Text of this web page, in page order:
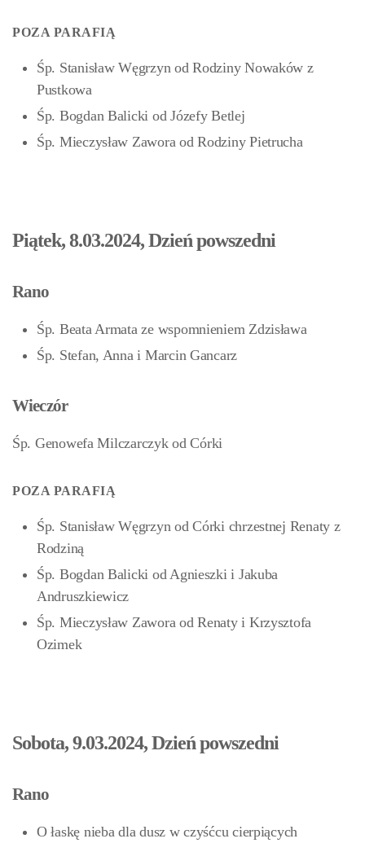
POZA PARAFIĄ
Śp. Stanisław Węgrzyn od Rodziny Nowaków z
Pustkowa
Śp. Bogdan Balicki od Józefy Betlej
Śp. Mieczysław Zawora od Rodziny Pietrucha
Piątek, 8.03.2024, Dzień powszedni
Rano
Śp. Beata Armata ze wspomnieniem Zdzisława
Śp. Stefan, Anna i Marcin Gancarz
Wieczór
Śp. Genowefa Milczarczyk od Córki
POZA PARAFIĄ
Śp. Stanisław Węgrzyn od Córki chrzestnej Renaty z
Rodziną
Śp. Bogdan Balicki od Agnieszki i Jakuba
Andruszkiewicz
Śp. Mieczysław Zawora od Renaty i Krzysztofa
Ozimek
Sobota, 9.03.2024, Dzień powszedni
Rano
O łaskę nieba dla dusz w czyśćcu cierpiących